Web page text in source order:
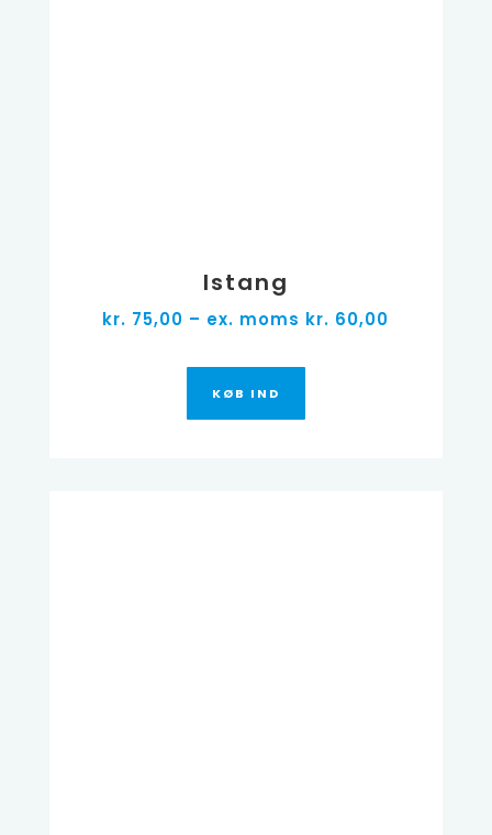
Istang
kr. 75,00 – ex. moms kr. 60,00
KØB IND